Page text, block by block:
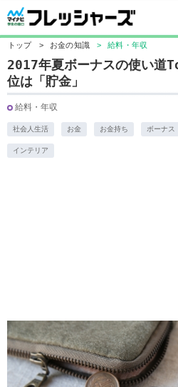
トップ > お金の知識 > 給料・年収
2017年夏ボーナスの使い道
位は「貯金」
給料・年収
社会人生活 お金 お金持ち ボーナス
インテリア